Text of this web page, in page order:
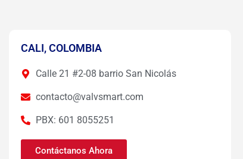
CALI, COLOMBIA
Calle 21 #2-08 barrio San Nicolás
contacto@valvsmart.com
PBX: 601 8055251
Contáctanos Ahora